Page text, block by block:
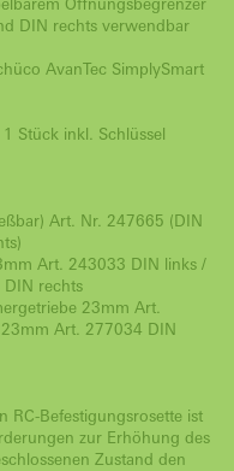
Öffnungsbegrenzer
DIN rechts verwendbar
AvanTec SimplySmart
Stück inkl. Schlüssel
Art. Nr. 247665 (DIN
Art. 243033 DIN links /
rechts
23mm Art.
Art. 277034 DIN
RC-Befestigungsrosette ist
zur Erhöhung des
Zustand den